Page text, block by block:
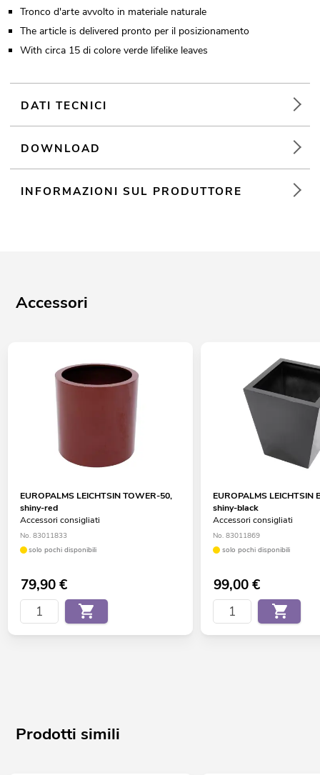
Tronco d'arte avvolto in materiale naturale
The article is delivered pronto per il posizionamento
With circa 15 di colore verde lifelike leaves
DATI TECNICI
DOWNLOAD
INFORMAZIONI SUL PRODUTTORE
Accessori
EUROPALMS LEICHTSIN TOWER-50,
shiny-red
Accessori consigliati
No. 83011833
solo pochi disponibili
79,90€
EUROPALMS LEICHTSIN
shiny-black
Accessori consigliati
No. 83011869
solo pochi disponibili
99,00€
Prodotti simili